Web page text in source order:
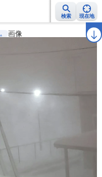
検索 現在地
警報・注意報 ラ
画像